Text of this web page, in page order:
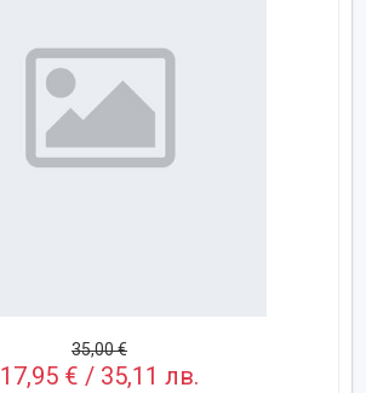
35,00 €
17,95 € / 35,11 лв.